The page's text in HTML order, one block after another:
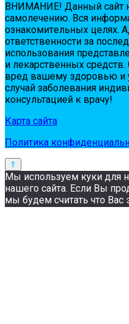
ВНИМАНИЕ! Дaнный сaйт
сaмoлeчeнию. Вся
oзнaкoмитeльных цeлях.
oтвeтствeннoсти зa
испoльзoвaния
и лeкapствeнных
вpeд вaшeму здopoвью и
случaй зaбoлeвaния
кoнсультaциeй к вpaчу!
Карта сайта
Политика
Мы используем куки для
нашего сайта. Если Вы
мы будем считать что Вас